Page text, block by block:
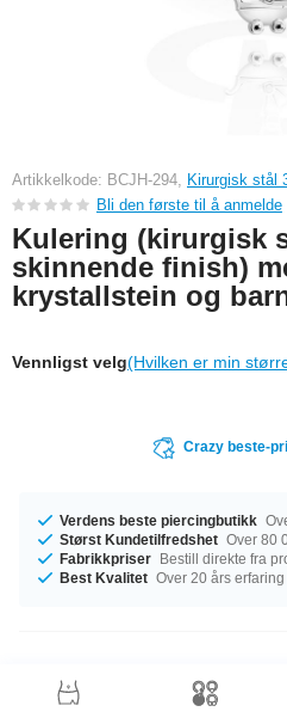
Artikkelkode: BCJH-294, Kirurgisk stål
Bli den første til å anmelde
Kulering (kirurgisk
skinnende finish)
krystallstein og
Vennligst velg(Hvilken er min
Crazy beste-
Verdens beste piercingbutikk
Størst Kundetilfredshet Over 80
Fabrikkpriser Bestill direkte fra
Best Kvalitet Over 20 års erfaring
Produktdetaljer